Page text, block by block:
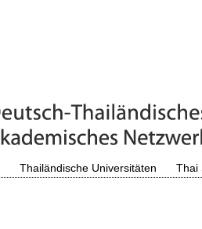
Thailändische Universitäten Thai